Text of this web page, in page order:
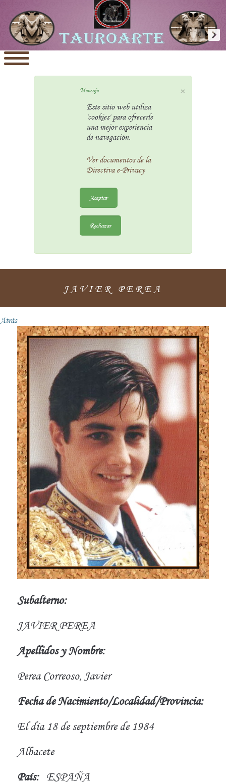
×
Mensaje
Este sitio web utiliza
'cookies' para ofrecerle
una mejor experiencia
de navegación.
Ver documentos de la
Directiva e-Privacy
Aceptar
Rechazar
JAVIER PEREA
Atrás
Subalterno:
JAVIER PEREA
Apellidos y Nombre:
Perea Correoso, Javier
Fecha de Nacimiento/Localidad/Provincia:
El día 18 de septiembre de 1984
Albacete
País: ESPAÑA